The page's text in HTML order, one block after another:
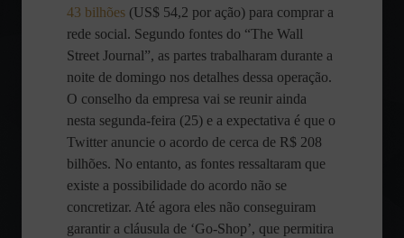
43 bilhões (US$ 54,2 por ação) para comprar a
rede social. Segundo fontes do “The Wall
Street Journal”, as partes trabalharam durante a
noite de domingo nos detalhes dessa operação.
O conselho da empresa vai se reunir ainda
nesta segunda-feira (25) e a expectativa é que o
Twitter anuncie o acordo de cerca de R$ 208
bilhões. No entanto, as fontes ressaltaram que
existe a possibilidade do acordo não se
concretizar. Até agora eles não conseguiram
garantir a cláusula de ‘Go-Shop’, que permitira